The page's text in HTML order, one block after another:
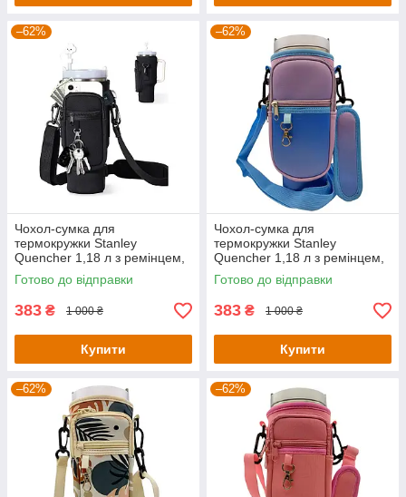
–62%
Чохол-сумка для
термокружки Stanley
Quencher 1,18 л з ремінцем,
захисний кейс для кухля,
чорного кольору KT7001301
Готово до відправки
383 ₴ 1 000 ₴
Купити
–62%
Чохол-сумка для
термокружки Stanley
Quencher 1,18 л з ремінцем,
захисний кейс для кухля,
блакитно-рожевого кольору
Готово до відправки
383 ₴ 1 000 ₴
Купити
–62% –62%